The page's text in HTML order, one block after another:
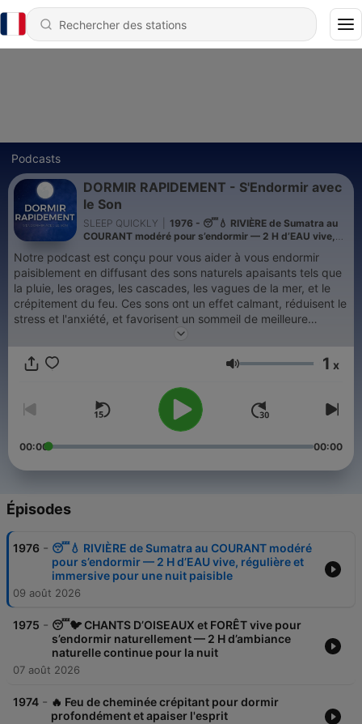
Podcasts
DORMIR RAPIDEMENT - S'Endormir avec
le Son
SLEEP QUICKLY
1976 - 😴💧 RIVIÈRE de Sumatra au
COURANT modéré pour s’endormir — 2 H d’EAU vive,
Notre podcast est conçu pour vous aider à vous endormir
paisiblement en diffusant des sons naturels apaisants tels que
la pluie, les orages, les cascades, les vagues de la mer, et le
crépitement du feu. Ces sons ont un effet calmant, réduisent le
stress et l'anxiété, et favorisent un sommeil de meilleure
qualité. L'écoute régulière permet de créer une atmosphère
déconnecter des tensions de la journée. En intégrant notre
qualité de votre sommeil, vous endormir plus rapidement et
vous réveiller plus reposé. Que vous cherchiez à apaiser votre
esprit ou simplement à vous détendre, ces sons naturels vous
offriront un moment de calme et de relaxation. Écoutez,
Volume 1 x
00:00 00:00
Épisodes
1976 - 😴💧 RIVIÈRE de Sumatra au COURANT modéré
pour s’endormir — 2 H d’EAU vive, régulière et
immersive pour une nuit paisible
09 août 2026
1975 - 😴🐦 CHANTS D’OISEAUX et FORÊT vive pour
s’endormir naturellement — 2 H d’ambiance
naturelle continue pour la nuit
07 août 2026
1974 - 🔥 Feu de cheminée crépitant pour dormir
profondément et apaiser l'esprit